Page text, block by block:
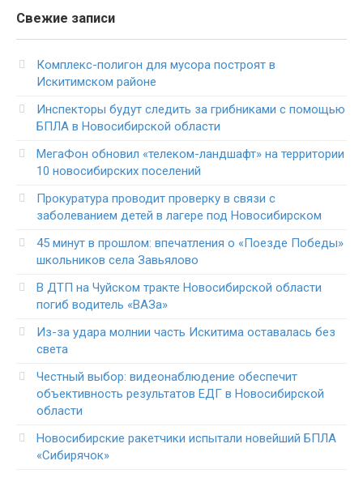
Свежие записи
Комплекс-полигон для мусора построят в
Искитимском районе
Инспекторы будут следить за грибниками с помощью
БПЛА в Новосибирской области
МегаФон обновил «телеком-ландшафт» на территории
10 новосибирских поселений
Прокуратура проводит проверку в связи с
заболеванием детей в лагере под Новосибирском
45 минут в прошлом: впечатления о «Поезде Победы»
школьников села Завьялово
В ДТП на Чуйском тракте Новосибирской области
погиб водитель «ВАЗа»
Из-за удара молнии часть Искитима оставалась без
света
Честный выбор: видеонаблюдение обеспечит
объективность результатов ЕДГ в Новосибирской
области
Новосибирские ракетчики испытали новейший БПЛА
«Сибирячок»